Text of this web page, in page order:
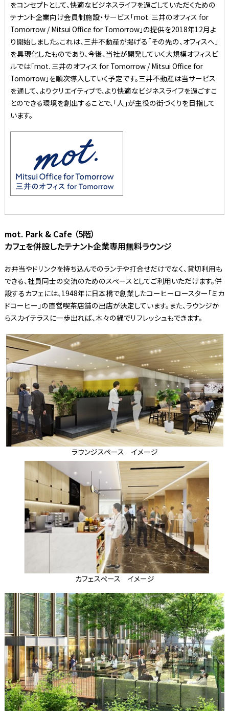
をコンセプトとして、快適なビジネスライフを過ごしていただくための
テナント企業向け会員制施設・サービス「mot. 三井のオフィス for
Tomorrow / Mitsui Office for Tomorrow」の提供を2018年12月よ
り開始しました。これは、三井不動産が掲げる「その先の、オフィスへ」
を具現化したものであり、今後、当社が開発していく大規模オフィスビ
ルでは「mot. 三井のオフィス for Tomorrow / Mitsui Office for
Tomorrow」を順次導入していく予定です。三井不動産は当サービス
を通して、よりクリエイティブで、より快適なビジネスライフを過ごすこ
とのできる環境を創出することで、「人」が主役の街づくりを目指して
います。
mot. Park & Cafe （5階）
カフェを併設したテナント企業専用無料ラウンジ
お弁当やドリンクを持ち込んでのランチや打合せだけでなく、貸切利用も
できる、社員同士の交流のためのスペースとしてご利用いただけます。併
設するカフェには、1948年に日本橋で創業したコーヒーロースター「ミカ
ドコーヒー」の直営喫茶店舗の出店が決定しています。また、ラウンジか
らスカイテラスに一歩出れば、木々の緑でリフレッシュもできます。
ラウンジスペース イメージ
カフェスペース イメージ